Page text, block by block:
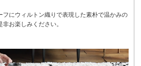
フにウィルトン織りで表現した素朴で温かみの
お楽しみください。